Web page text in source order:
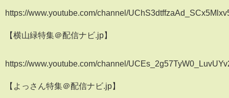
https://www.youtube.com/channel/
【横山緑特集＠配信ナビ.jp】
https://www.youtube.com/channel/
【よっさん特集＠配信ナビ.jp】